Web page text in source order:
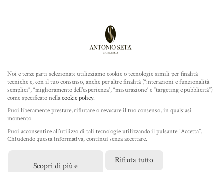
ROLEX
TUDOR
GIOIELLERIA
IL NEGOZIO
Lun - Mar - Mer - Ven - Sab
10.00 / 13.00 - 16.45 / 20.00
Chiuso per ferie dal 10 al 16 Agosto 2026
CONTATTI
Noi e terze parti selezionate utilizziamo cookie o tecnologie simili per finalità
tecniche e, con il tuo consenso, anche per altre finalità (“interazioni e funzionalità
semplici”, “miglioramento dell'esperienza”, “misurazione” e “targeting e pubblicità”)
come specificato nellacookie policy.
Puoi liberamente prestare, rifiutare o revocare il tuo consenso, in qualsiasi
momento.
Puoi acconsentire all’utilizzo di tali tecnologie utilizzando il pulsante “Accetta”.
Chiudendo questa informativa, continui senza accettare.
Scopri di più e
Rifiuta tutto